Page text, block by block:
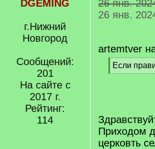
DGEMING
г.Нижний
Новгород
Сообщений:
201
На сайте с
2017 г.
Рейтинг:
114
26 янв.
26 янв.
artemtver
[
q
Если
[
Приходом
церковть